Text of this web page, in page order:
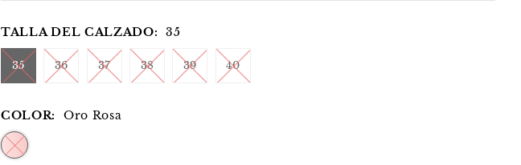
TALLA DEL CALZADO: 35
35 36 37 38 39 40
COLOR: Oro Rosa